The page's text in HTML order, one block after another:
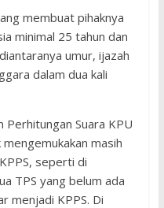
membuat pihaknya
minimal 25 tahun dan
umur, ijazah
dalam dua kali
Perhitungan Suara KPU
masih
seperti di
TPS yang belum ada
menjadi KPPS. Di